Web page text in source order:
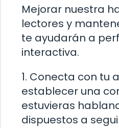
Mejorar nuestra
lectores y
te ayudarán a
interactiva.
1. Conecta con tu
establecer una
estuvieras
dispuestos a